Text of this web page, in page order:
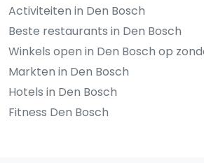
Activiteiten in Den Bosch
Beste restaurants in Den Bosch
Winkels open in Den Bosch op
Markten in Den Bosch
Hotels in Den Bosch
Fitness Den Bosch